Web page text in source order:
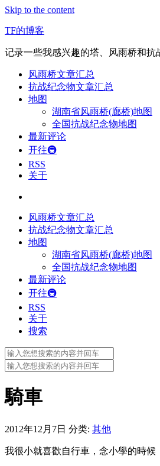
Skip to the content
TF的博客
记录一些我感兴趣的塔、风雨桥和抗
风雨桥文章汇总
抗战纪念物文章汇总
地图
湖南省风雨桥(廊桥)地图
全国抗战纪念物地图
最新评论
开往🚇
RSS
关于
风雨桥文章汇总
抗战纪念物文章汇总
地图
湖南省风雨桥(廊桥)地图
全国抗战纪念物地图
最新评论
开往🚇
RSS
关于
搜索
Search
for:
Search
for:
騎車
2012年12月7日 分类: 其他
我很小就喜歡自行車，念小學的時候